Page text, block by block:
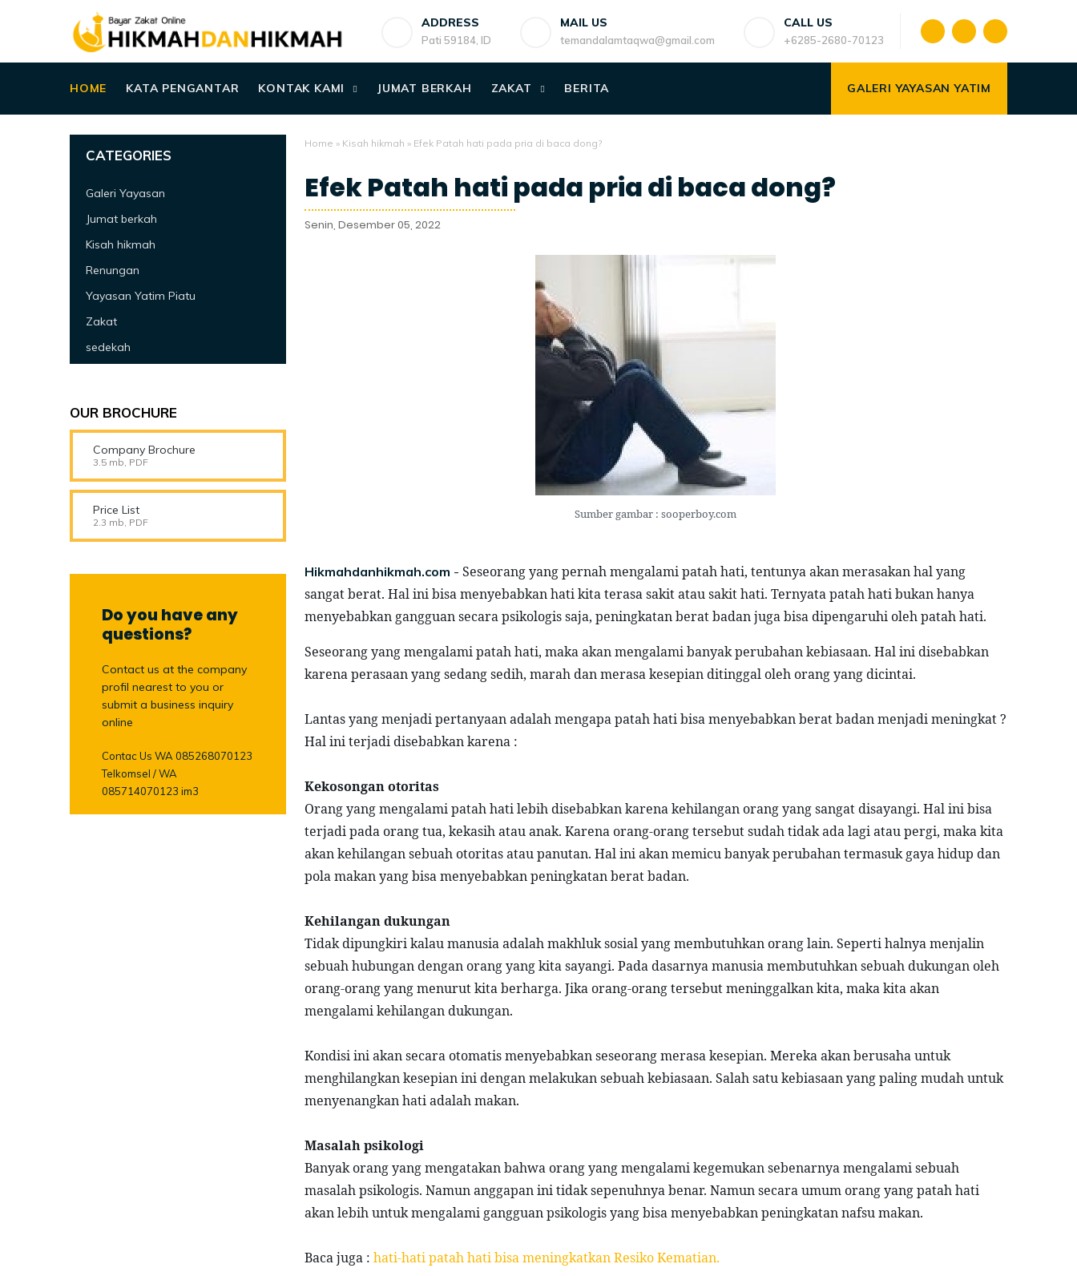
ADDRESS
Pati 59184, ID
MAIL US
temandalamtaqwa@gmail.com
CALL US
+6285-2680-70123
HOME KATA PENGANTAR KONTAK KAMI JUMAT BERKAH ZAKAT BERITA GALERI YAYASAN YATIM
Home » Kisah hikmah » Efek Patah hati pada pria di baca dong?
Efek Patah hati pada pria di baca dong?
Senin, Desember 05, 2022
Sumber gambar : sooperboy.com
Hikmahdanhikmah.com - Seseorang yang pernah mengalami patah hati, tentunya akan merasakan hal yang
sangat berat. Hal ini bisa menyebabkan hati kita terasa sakit atau sakit hati. Ternyata patah hati bukan hanya
menyebabkan gangguan secara psikologis saja, peningkatan berat badan juga bisa dipengaruhi oleh patah hati.
Seseorang yang mengalami patah hati, maka akan mengalami banyak perubahan kebiasaan. Hal ini disebabkan
karena perasaan yang sedang sedih, marah dan merasa kesepian ditinggal oleh orang yang dicintai.
Lantas yang menjadi pertanyaan adalah mengapa patah hati bisa menyebabkan berat badan menjadi meningkat ?
Hal ini terjadi disebabkan karena :
Kekosongan otoritas
Orang yang mengalami patah hati lebih disebabkan karena kehilangan orang yang sangat disayangi. Hal ini bisa
terjadi pada orang tua, kekasih atau anak. Karena orang-orang tersebut sudah tidak ada lagi atau pergi, maka kita
akan kehilangan sebuah otoritas atau panutan. Hal ini akan memicu banyak perubahan termasuk gaya hidup dan
pola makan yang bisa menyebabkan peningkatan berat badan.
Kehilangan dukungan
Tidak dipungkiri kalau manusia adalah makhluk sosial yang membutuhkan orang lain. Seperti halnya menjalin
sebuah hubungan dengan orang yang kita sayangi. Pada dasarnya manusia membutuhkan sebuah dukungan oleh
orang-orang yang menurut kita berharga. Jika orang-orang tersebut meninggalkan kita, maka kita akan
mengalami kehilangan dukungan.
Kondisi ini akan secara otomatis menyebabkan seseorang merasa kesepian. Mereka akan berusaha untuk
menghilangkan kesepian ini dengan melakukan sebuah kebiasaan. Salah satu kebiasaan yang paling mudah untuk
menyenangkan hati adalah makan.
Masalah psikologi
Banyak orang yang mengatakan bahwa orang yang mengalami kegemukan sebenarnya mengalami sebuah
masalah psikologis. Namun anggapan ini tidak sepenuhnya benar. Namun secara umum orang yang patah hati
akan lebih untuk mengalami gangguan psikologis yang bisa menyebabkan peningkatan nafsu makan.
Baca juga : hati-hati patah hati bisa meningkatkan Resiko Kematian.
CATEGORIES
Galeri Yayasan
Jumat berkah
Kisah hikmah
Renungan
Yayasan Yatim Piatu
Zakat
sedekah
OUR BROCHURE
Company Brochure
3.5 mb, PDF
Price List
2.3 mb, PDF
Do you have any
questions?
Contact us at the company
profil nearest to you or
submit a business inquiry
online
Contac Us WA 085268070123
Telkomsel / WA
085714070123 im3